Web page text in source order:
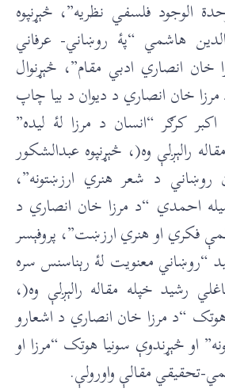
الوجود فلسفي نظريه”، څېړنپوه
هاشمي “پۀ روښاني- عرفاني
انصاري ادبي مقام”، څېړنوال
مرزا خان انصاري د ديوان د بيا چاپ
کرګر “انسان د مرزا لۀ ليده”
رالېږلې وه(، څېړنپوه عبدالشکور
روښاني د شعر هنري ارزښتونه”،
احمدي “د مرزا خان انصاري د
فکري او هنري ارزښت”، پروفېسر
“روښاني معنويت لۀ رېناسنس سره
رشيد خپله مقاله رالېږلې وه(،
“د مرزا خان انصاري د اشعارو
او څېړندوې سونيا هوتک “مرزا او
تحقيقي مقالې واورولې.